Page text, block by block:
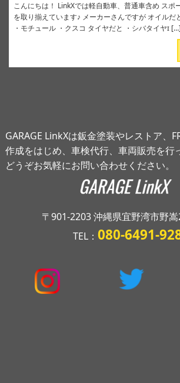
こんにちは！ LinkXでは軽自動車、普通車含め スポ
を取り揃えています♪ メーカーさんですが オイルだ
・モチュール ・クスコ タイヤだと ・シバタイヤɪ […]
GARAGE LinkXは鈑金塗装やレストア、
作成をはじめ、車検代行、車両販売を行
どうぞお気軽にお問い合わせください。
〒901-2203 沖縄県宜野湾市野
TEL：080-6491-